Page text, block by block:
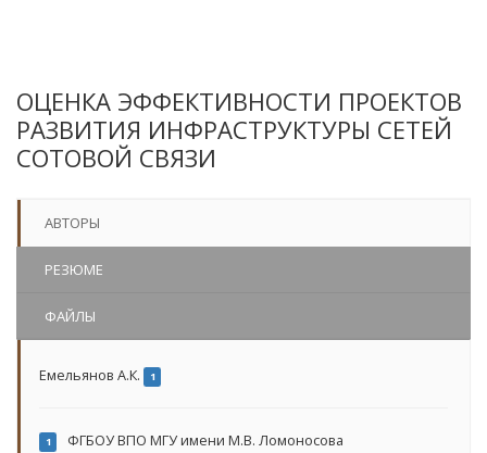
ОЦЕНКА ЭФФЕКТИВНОСТИ ПРОЕКТОВ
РАЗВИТИЯ ИНФРАСТРУКТУРЫ СЕТЕЙ
СОТОВОЙ СВЯЗИ
АВТОРЫ
РЕЗЮМЕ
ФАЙЛЫ
Емельянов А.К. 1
1 ФГБОУ ВПО МГУ имени М.В. Ломоносова